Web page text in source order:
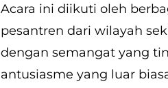
Acara ini diikuti oleh
pesantren dari wilayah
dengan semangat yang
antusiasme yang luar